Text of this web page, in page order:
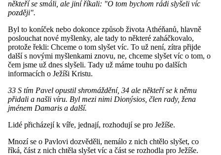
někteří se smáli, ale jiní říkali: "O tom bychom rádi slyšeli víc
později".
Byl to koníček nebo dokonce způsob života Athéňanů, hlavně
poslouchat nové myšlenky, ale tady to některé zaháčkovalo,
protože řekli: Chceme o tom slyšet víc. To už není, zítra přijde
další s novými myšlenkami znovu, ne, chceme slyšet víc o tom, o
čem jsme už dnes slyšeli. Tady už máme touhu po dalších
informacích o Ježíši Kristu.
33 S tím Pavel opustil shromáždění, 34 ale někteří se k němu
přidali a našli víru. Byl mezi nimi Dionýsios, člen rady, žena
jménem Damaris a další.
Lidé přicházejí k víře, jednají, rozhodují se pro Ježíše.
Mnozí se o Pavlovi dozvěděli, nemálo z nich chtělo slyšet, co
říká, část z nich chtěla slyšet víc a část se rozhodla pro Ježíše.